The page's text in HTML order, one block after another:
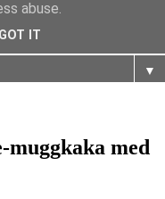
▼
med
abuse.
GOT IT